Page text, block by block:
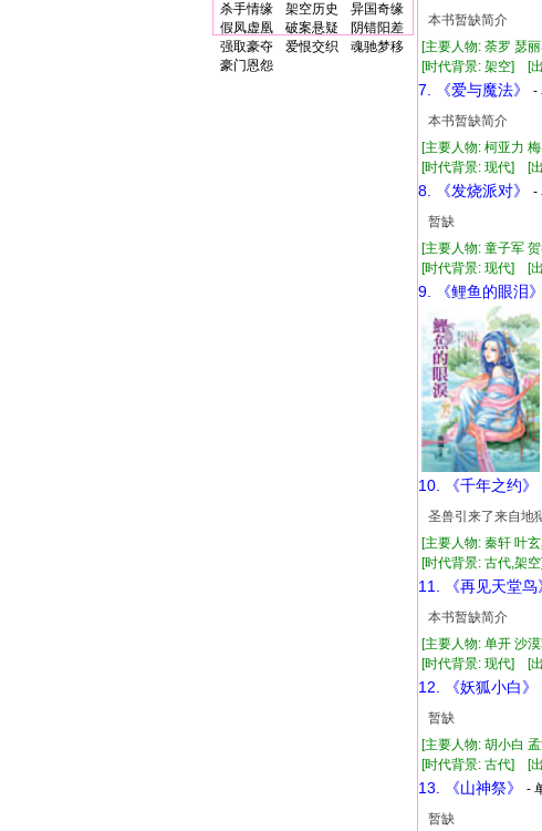
杀手情缘
架空历史
异国奇缘
假凤虚凰
破案悬疑
阴错阳差
强取豪夺
爱恨交织
魂驰梦移
豪门恩怨
本书暂缺简介
[主要人物: 荼罗 瑟
[时代背景: 架空] [
7. 《爱与魔法》 -
本书暂缺简介
[主要人物: 柯亚力
[时代背景: 现代] [
8. 《发烧派对》 -
暂缺
[主要人物: 童子军
[时代背景: 现代] [
9. 《鲤鱼的眼泪》
10. 《千年之约》
圣兽引来了来自地
[主要人物: 秦轩 叶
[时代背景: 古代,
11. 《再见天堂鸟
本书暂缺简介
[主要人物: 单开 沙
[时代背景: 现代] [
12. 《妖狐小白》
暂缺
[主要人物: 胡小白
[时代背景: 古代] [
13. 《山神祭》 -
暂缺